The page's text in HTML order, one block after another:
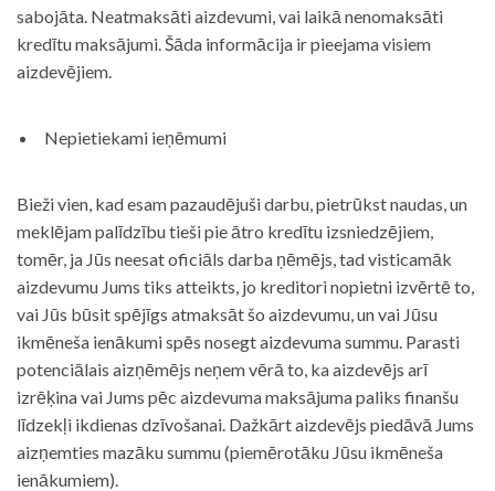
sabojāta. Neatmaksāti aizdevumi, vai laikā nenomaksāti
kredītu maksājumi. Šāda informācija ir pieejama visiem
aizdevējiem.
Nepietiekami ieņēmumi
Bieži vien, kad esam pazaudējuši darbu, pietrūkst naudas, un
meklējam palīdzību tieši pie ātro kredītu izsniedzējiem,
tomēr, ja Jūs neesat oficiāls darba ņēmējs, tad visticamāk
aizdevumu Jums tiks atteikts, jo kreditori nopietni izvērtē to,
vai Jūs būsit spējīgs atmaksāt šo aizdevumu, un vai Jūsu
ikmēneša ienākumi spēs nosegt aizdevuma summu. Parasti
potenciālais aizņēmējs neņem vērā to, ka aizdevējs arī
izrēķina vai Jums pēc aizdevuma maksājuma paliks finanšu
līdzekļi ikdienas dzīvošanai. Dažkārt aizdevējs piedāvā Jums
aizņemties mazāku summu (piemērotāku Jūsu ikmēneša
ienākumiem).